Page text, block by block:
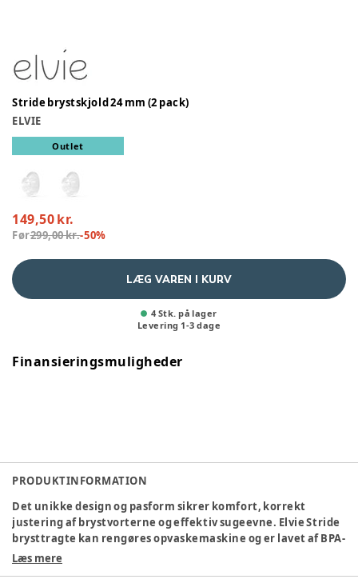
Stride brystskjold 24 mm (2 pack)
ELVIE
Outlet
149,50 kr.
Før299,00 kr.-50%
LÆG VAREN I KURV
4 Stk. på lager
Levering 1-3 dage
Finansieringsmuligheder
PRODUKTINFORMATION
Det unikke design og pasform sikrer komfort, korrekt
justering af brystvorterne og effektiv sugeevne. Elvie Stride
brysttragte kan rengøres opvaskemaskine og er lavet af BPA-
fri plast (polypropylen) af højeste kvalitet for at sikre
Læs mere